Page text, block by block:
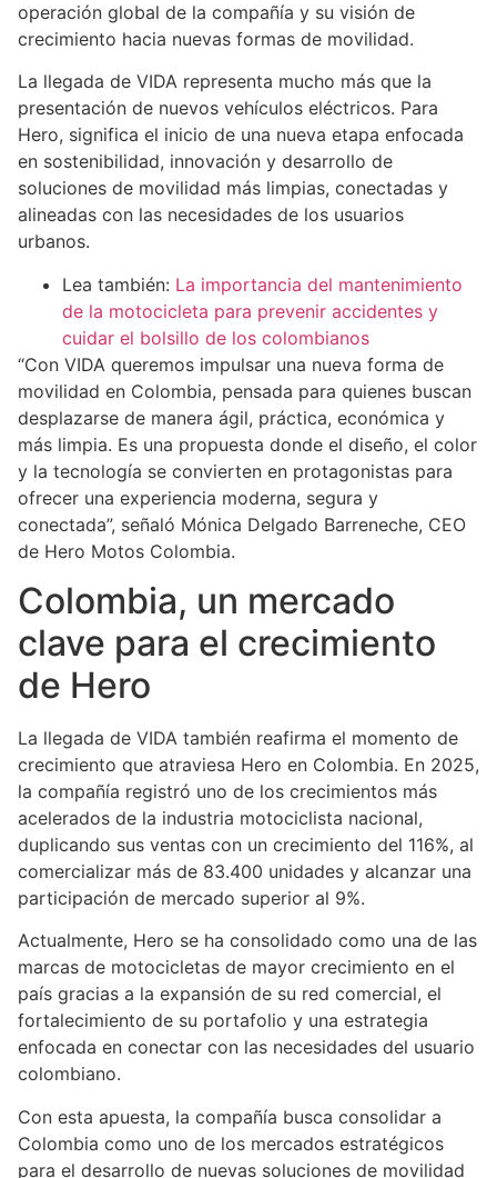
operación global de la compañía y su visión de
crecimiento hacia nuevas formas de movilidad.
La llegada de VIDA representa mucho más que la
presentación de nuevos vehículos eléctricos. Para
Hero, significa el inicio de una nueva etapa enfocada
en sostenibilidad, innovación y desarrollo de
soluciones de movilidad más limpias, conectadas y
alineadas con las necesidades de los usuarios
urbanos.
Lea también: La importancia del mantenimiento
de la motocicleta para prevenir accidentes y
cuidar el bolsillo de los colombianos
“Con VIDA queremos impulsar una nueva forma de
movilidad en Colombia, pensada para quienes buscan
desplazarse de manera ágil, práctica, económica y
más limpia. Es una propuesta donde el diseño, el color
y la tecnología se convierten en protagonistas para
ofrecer una experiencia moderna, segura y
conectada”, señaló Mónica Delgado Barreneche, CEO
de Hero Motos Colombia.
Colombia, un mercado
clave para el crecimiento
de Hero
La llegada de VIDA también reafirma el momento de
crecimiento que atraviesa Hero en Colombia. En 2025,
la compañía registró uno de los crecimientos más
acelerados de la industria motociclista nacional,
duplicando sus ventas con un crecimiento del 116%, al
comercializar más de 83.400 unidades y alcanzar una
participación de mercado superior al 9%.
Actualmente, Hero se ha consolidado como una de las
marcas de motocicletas de mayor crecimiento en el
país gracias a la expansión de su red comercial, el
fortalecimiento de su portafolio y una estrategia
enfocada en conectar con las necesidades del usuario
colombiano.
Con esta apuesta, la compañía busca consolidar a
Colombia como uno de los mercados estratégicos
para el desarrollo de nuevas soluciones de movilidad